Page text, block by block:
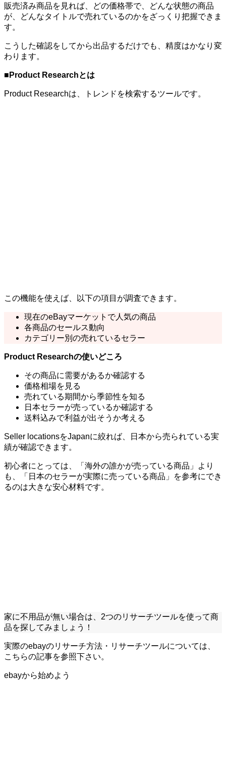
販売済み商品を見れば、どの価格帯で、どんな状態の商品
が、どんなタイトルで売れているのかをざっくり把握できま
す。
こうした確認をしてから出品するだけでも、精度はかなり変
わります。
■ Product Researchとは
Product Researchは、トレンドを検索するツールです。
この機能を使えば、以下の項目が調査できます。
現在のeBayマーケットで人気の商品
各商品のセールス動向
カテゴリー別の売れているセラー
Product Researchの使いどころ
その商品に需要があるか確認する
価格相場を見る
売れている期間から季節性を知る
日本セラーが売っているか確認する
送料込みで利益が出そうか考える
Seller locationsをJapanに絞れば、日本から売られている実
績が確認できます。
初心者にとっては、「海外の誰かが売っている商品」より
も、「日本のセラーが実際に売っている商品」を参考にでき
るのは大きな安心材料です。
家に不用品が無い場合は、2つのリサーチツールを使って商
品を探してみましょう！
実際のebayのリサーチ方法・リサーチツールについては、
こちらの記事を参照下さい。
ebayから始めよう